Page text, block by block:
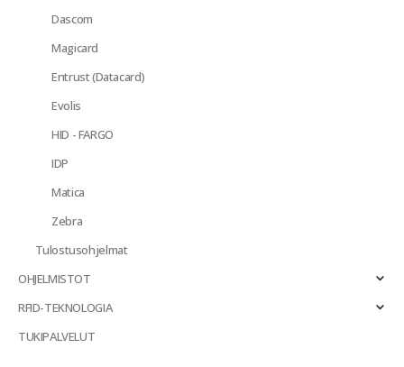
Dascom
Magicard
Entrust (Datacard)
Evolis
HID - FARGO
IDP
Matica
Zebra
Tulostusohjelmat
OHJELMISTOT
RFID-TEKNOLOGIA
TUKIPALVELUT